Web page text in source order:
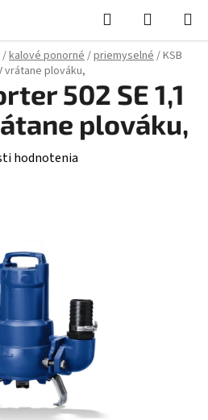
Hľadať
KOŠÍK
/kalové ponorné/priemyselné/KSB
vrátane plováku,
502 SE 1,1
plováku,
hodnotenia